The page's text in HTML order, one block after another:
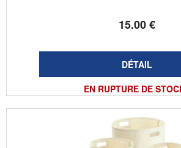
15.00€
EN RUPTURE DE